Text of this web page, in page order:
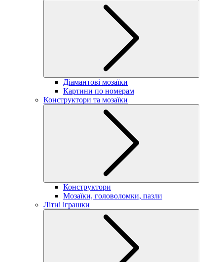
Діамантові мозаїки
Картини по номерам
Конструктори та мозаїки
Конструктори
Мозаїки, головоломки, пазли
Літні іграшки